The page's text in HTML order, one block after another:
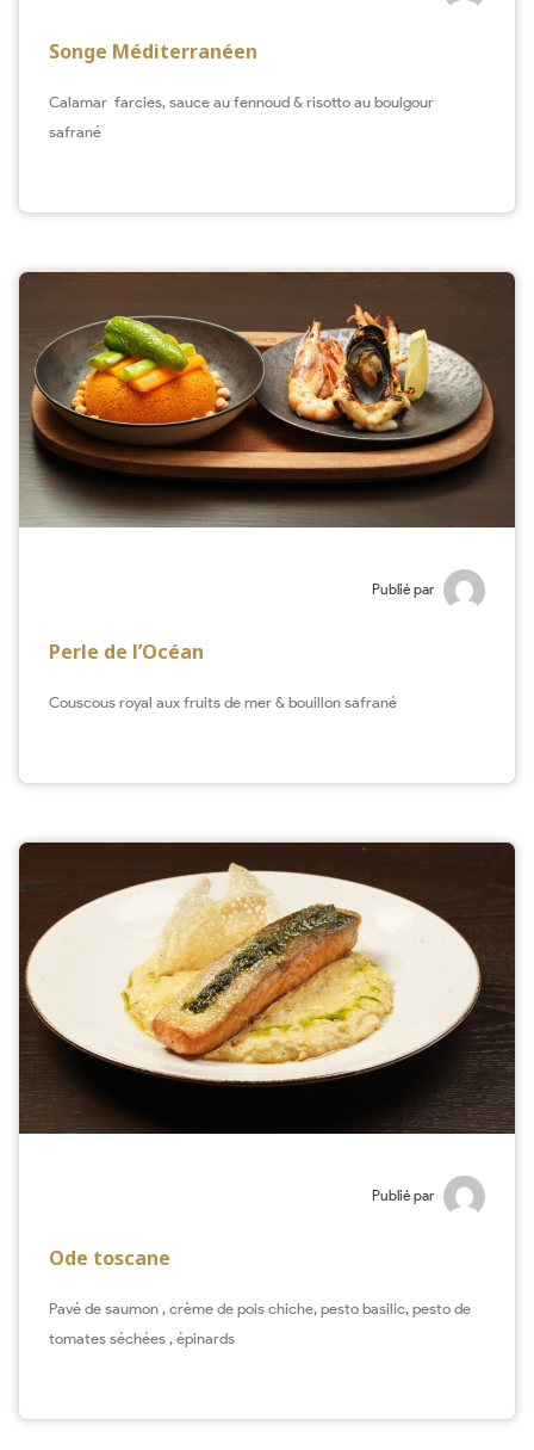
Songe Méditerranéen
Calamar farcies, sauce au fennoud & risotto au boulgour
safrané
Publié par
Perle de l’Océan
Couscous royal aux fruits de mer & bouillon safrané
Publié par
Ode toscane
Pavé de saumon , crème de pois chiche, pesto basilic, pesto de
tomates séchées , épinards